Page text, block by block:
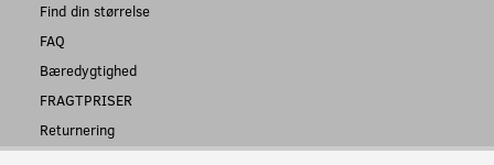
Find din størrelse
FAQ
Bæredygtighed
FRAGTPRISER
Returnering